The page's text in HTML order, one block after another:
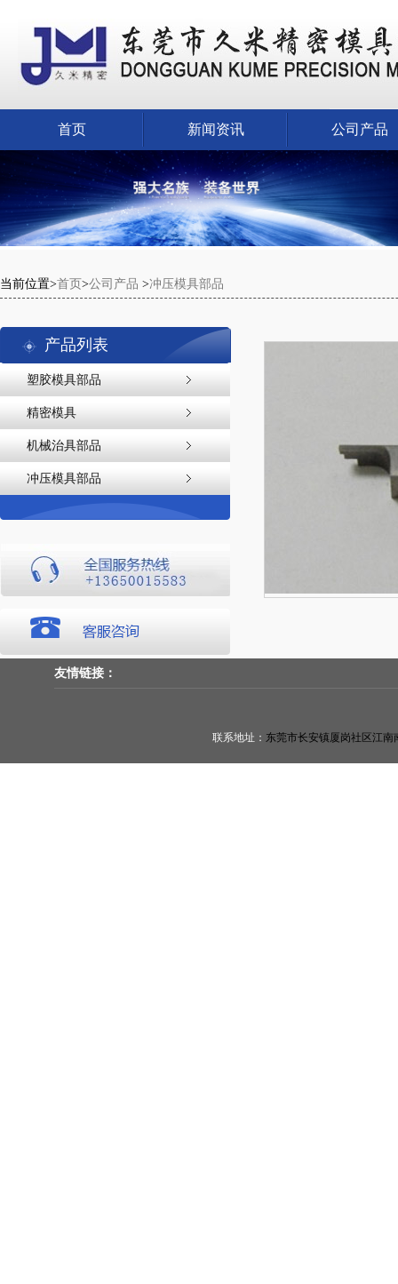
首页 新闻资讯 公司产品
当前位置>首页 >公司产品 >冲压模具部品
产品列表
塑胶模具部品
精密模具
机械治具部品
冲压模具部品
友情链接：
联系地址： 东莞市长安镇厦岗社区江